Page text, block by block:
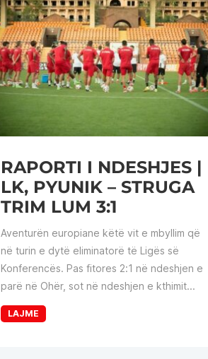
RAPORTI I NDESHJES |
LK, PYUNIK – STRUGA
TRIM LUM 3:1
Aventurën europiane këtë vit e mbyllim që
në turin e dytë eliminatorë të Ligës së
Konferencës. Pas fitores 2:1 në ndeshjen e
parë në Ohër, sot në ndeshjen e kthimit...
LAJME